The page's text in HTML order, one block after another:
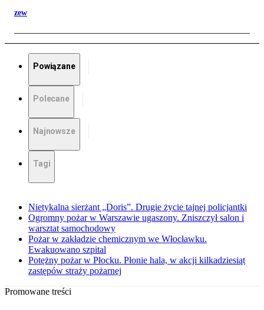
zew
Powiązane
Polecane
Najnowsze
Tagi
Nietykalna sierżant „Doris”. Drugie życie tajnej policjantki
Ogromny pożar w Warszawie ugaszony. Zniszczył salon i
warsztat samochodowy
Pożar w zakładzie chemicznym we Włocławku.
Ewakuowano szpital
Potężny pożar w Płocku. Płonie hala, w akcji kilkadziesiąt
zastępów straży pożarnej
Promowane treści